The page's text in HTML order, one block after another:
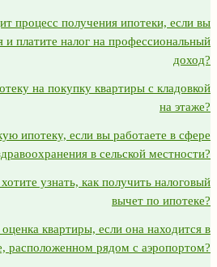
процесс получения ипотеки, если вы
и платите налог на профессиональный
доход?
на покупку квартиры с кладовкой
на этаже?
ипотеку, если вы работаете в сфере
в сельской местности?
узнать, как получить налоговый
вычет по ипотеке?
квартиры, если она находится в
расположенном рядом с аэропортом?